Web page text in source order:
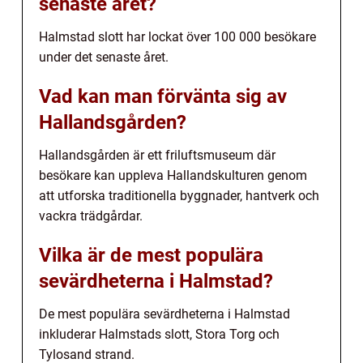
Halmstad slott har lockat över 100 000 besökare
under det senaste året.
Vad kan man förvänta sig av
Hallandsgården?
Hallandsgården är ett friluftsmuseum där
besökare kan uppleva Hallandskulturen genom
att utforska traditionella byggnader, hantverk och
vackra trädgårdar.
Vilka är de mest populära
sevärdheterna i Halmstad?
De mest populära sevärdheterna i Halmstad
inkluderar Halmstads slott, Stora Torg och
Tylosand strand.